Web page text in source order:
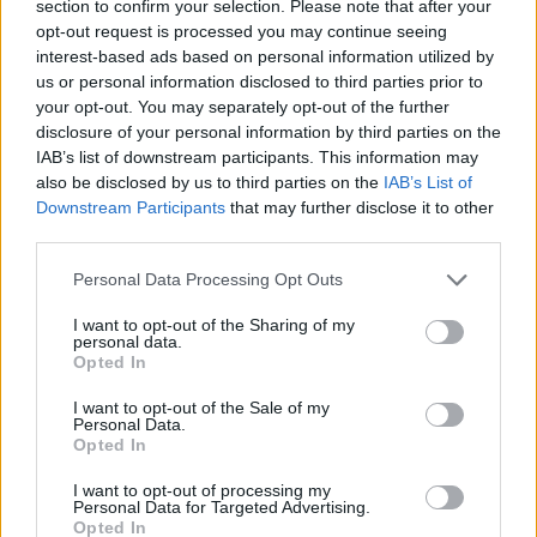
section to confirm your selection. Please note that after your
opt-out request is processed you may continue seeing
interest-based ads based on personal information utilized by
us or personal information disclosed to third parties prior to
your opt-out. You may separately opt-out of the further
disclosure of your personal information by third parties on the
IAB’s list of downstream participants. This information may
also be disclosed by us to third parties on the IAB’s List of
Downstream Participants that may further disclose it to other
Personal Data Processing Opt Outs
I want to opt-out of the Sharing of my
personal data.
Opted In
I want to opt-out of the Sale of my
Personal Data.
Opted In
I want to opt-out of processing my
Personal Data for Targeted Advertising.
Opted In
Investissez dans des produits de qualité, issus de
marques bio ou éthiques, pour garantir leur efficacité
et leur respect de la peau. La durabilité de ces
produits compense souvent leur coût initial plus
élevé.
Adopter une routine cohérente
Une fois votre sélection faite, appliquez ces soins de
constance est la clé pour obtenir de bons résultats
avec peu de produits.
Exemples concrets de routines
minimalistes
Routine pour peau sensible ou réactive